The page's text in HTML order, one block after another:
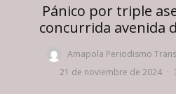
Pánico por triple
concurrida avenida
Amapola Periodismo
21 de noviembre de 2024 ·